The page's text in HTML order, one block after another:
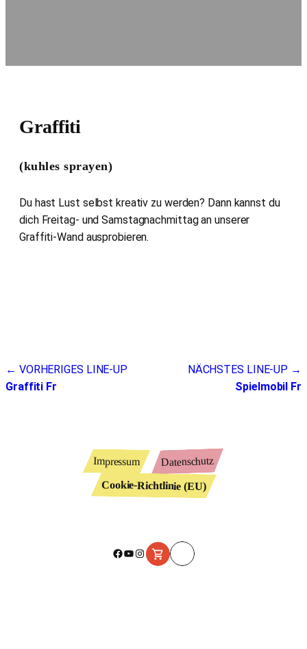
Graffiti
(kuhles sprayen)
Du hast Lust selbst kreativ zu werden? Dann kannst du
dich Freitag- und Samstagnachmittag an unserer
Graffiti-Wand ausprobieren.
Beitragsnavigation
← VORHERIGES LINE-UP
Graffiti Fr
NÄCHSTES LINE-UP →
Spielmobil Fr
Impressum Datenschutz
Cookie-Richtlinie (EU)
Facebook
YouTube
Instagram